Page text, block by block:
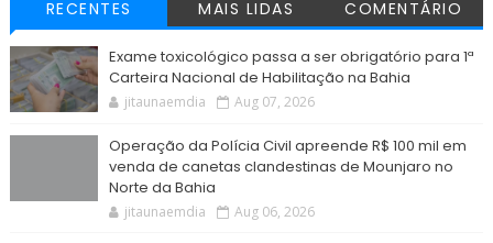
RECENTES MAIS LIDAS COMENTÁRIO
Exame toxicológico passa a ser obrigatório para 1ª
Carteira Nacional de Habilitação na Bahia
jitaunaemdia Aug 07, 2026
Operação da Polícia Civil apreende R$ 100 mil em
venda de canetas clandestinas de Mounjaro no
Norte da Bahia
jitaunaemdia Aug 06, 2026